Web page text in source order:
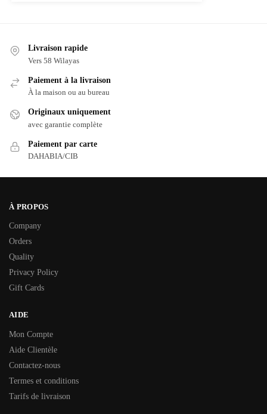
Livraison rapide
Vers 58 Wilayas
Paiement à la livraison
À la maison ou au bureau
Originaux uniquement
avec garantie complète
Paiement par carte
DAHABIA/CIB
À PROPOS
Company
Orders
Quality
Privacy Policy
Gift Cards
AIDE
Mon Compte
Aide Clientèle
Contactez-nous
Termes et conditions
Tarifs de livraison